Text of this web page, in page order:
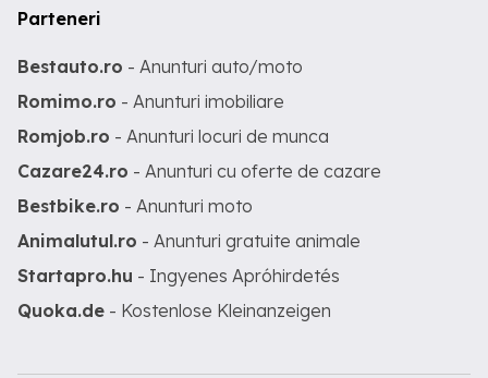
Parteneri
Bestauto.ro - Anunturi auto/moto
Romimo.ro - Anunturi imobiliare
Romjob.ro - Anunturi locuri de munca
Cazare24.ro - Anunturi cu oferte de cazare
Bestbike.ro - Anunturi moto
Animalutul.ro - Anunturi gratuite animale
Startapro.hu - Ingyenes Apróhirdetés
Quoka.de - Kostenlose Kleinanzeigen